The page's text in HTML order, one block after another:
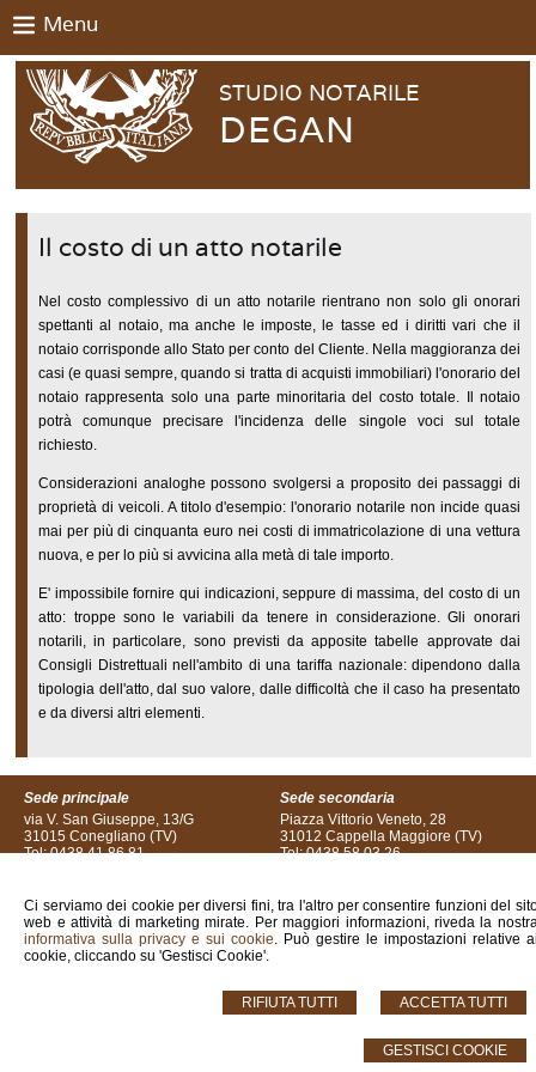
Ci serviamo dei cookie per diversi fini, tra l'altro per consentire funzioni del
web e attività di marketing mirate. Per maggiori informazioni, riveda la
informativa sulla privacy e sui cookie. Può gestire le impostazioni relative
cookie, cliccando su 'Gestisci Cookie'.
ACCETTA TUTTI
RIFIUTA TUTTI
GESTISCI COOKIE
Menu
STUDIO NOTARILE
DEGAN
Il costo di un atto notarile
Nel costo complessivo di un atto notarile rientrano non solo gli onorari
spettanti al notaio, ma anche le imposte, le tasse ed i diritti vari che il
notaio corrisponde allo Stato per conto del Cliente. Nella maggioranza dei
casi (e quasi sempre, quando si tratta di acquisti immobiliari) l'onorario del
notaio rappresenta solo una parte minoritaria del costo totale. Il notaio
potrà comunque precisare l'incidenza delle singole voci sul totale
richiesto.
Considerazioni analoghe possono svolgersi a proposito dei passaggi di
proprietà di veicoli. A titolo d'esempio: l'onorario notarile non incide quasi
mai per più di cinquanta euro nei costi di immatricolazione di una vettura
nuova, e per lo più si avvicina alla metà di tale importo.
E' impossibile fornire qui indicazioni, seppure di massima, del costo di un
atto: troppe sono le variabili da tenere in considerazione. Gli onorari
notarili, in particolare, sono previsti da apposite tabelle approvate dai
Consigli Distrettuali nell'ambito di una tariffa nazionale: dipendono dalla
tipologia dell'atto, dal suo valore, dalle difficoltà che il caso ha presentato
e da diversi altri elementi.
Sede principale
Sede secondaria
via V. San Giuseppe, 13/G
31015 Conegliano (TV)
Tel: 0438 41.86.81
Piazza Vittorio Veneto, 28
31012 Cappella Maggiore (TV)
Tel: 0438 58.03.26
© 2026 Copyright Notaio Alessandro Degan. Tutti i diritti riservati | P.IVA 02878940275
|Sitemap- Privacy-Cookie Policy-Gestisci Cookie-Credits